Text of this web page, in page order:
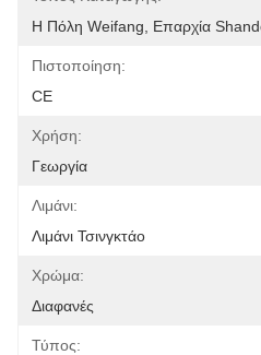
Η Πόλη Weifang, Επαρχία
Πιστοποίηση:
CE
Χρήση:
Γεωργία
Λιμάνι:
Λιμάνι Τσινγκτάο
Χρώμα:
Διαφανές
Τύπος: